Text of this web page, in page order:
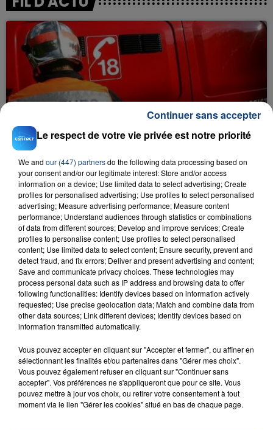
INCENDIE MORTEL À LENS : UNE FEMME ET
SON BÉBÉ ENTRE LA VIE ET LA...
Un homme s'est immolé par le feu après avoir
aspergé sa compagne et leur bébé de trois mois
d'un liquide inflammable.
20 juillet 2026
UNE ADOLESCENTE DEVANT SE FAIRE
OPÉRER DE LA CHEVILLE RESSORT DE LA...
La famille a porté plainte contre la clinique qui a
reconnu sa responsabilité et présenté ses
excuses.
TITRES DIFFUSÉS
9h28
9h28 9h24
9h24
Le respect de votre vie privée est notre priorité
We and our (447) partnersdo the following data processing based on
your consent and/or our legitimate interest: Store and/or access
information on a device; Use limited data to select advertising; Create
profiles for personalised advertising; Use profiles to select personalised
advertising; Measure advertising performance; Measure content
performance; Understand audiences through statistics or combinations
of data from different sources; Develop and improve services; Create
profiles to personalise content; Use profiles to select personalised
content; Use limited data to select content; Ensure security, prevent and
detect fraud, and fix errors; Deliver and present advertising and content;
Save and communicate privacy choices. These technologies may
process personal data such as IP address and browsing data to offer
following functionalities: Identify devices based on information actively
requested; Use precise geolocation data; Match and combine data from
other data sources; Link different devices; Identify devices based on
information transmitted automatically.
Vous pouvez accepter en cliquant sur "Accepter et fermer", ou affiner en
sélectionnant les finalités et/ou partenaires dans "Gérer mes choix".
Vous pouvez également refuser en cliquant sur "Continuer sans
accepter". Vos préférences ne s'appliqueront que pour ce site. Vous
pouvez mettre à jour vos choix, ou retirer votre consentement à tout
moment via le lien "Gérer les cookies" situé en bas de chaque page.
Continuer sans accepter